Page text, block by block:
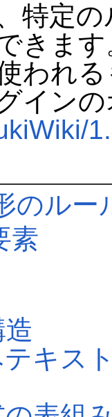
特定
きま
われ
イン
のルー
素
キス